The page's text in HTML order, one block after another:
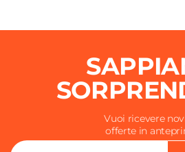
Vuoi ricevere
offerte in